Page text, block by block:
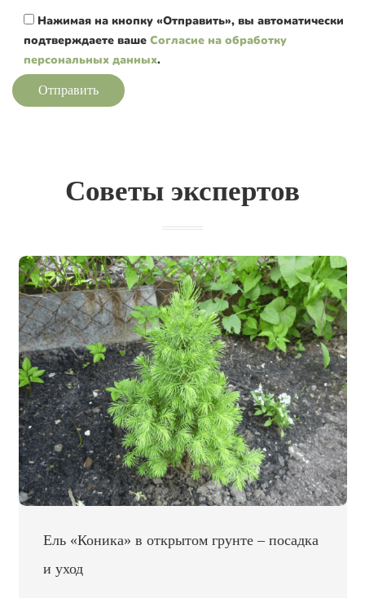
Нажимая на кнопку «Отправить», вы автоматически
подтверждаете ваше Согласие на обработку
персональных данных.
Отправить
Советы экспертов
Ель «Коника» в открытом грунте – посадка
и уход